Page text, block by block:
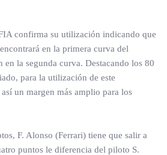
confirma su utilización indicando que
en la primera curva del
en la segunda curva. Destacando los 80
para la utilización de este
un margen más amplio para los
F. Alonso (Ferrari) tiene que salir a
puntos le diferencia del piloto S.